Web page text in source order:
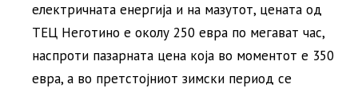
електричната енергија и на мазутот, цената од
ТЕЦ Неготино е околу 250 евра по мегават час,
наспроти пазарната цена која во моментот е 350
евра, а во претстојниот зимски период се